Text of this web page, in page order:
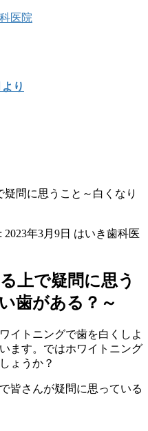
り
問に思うこと～白くなり
2023年3月9日 はいき歯科医
上で疑問に思う
歯がある？～
イトニングで歯を白くしよ
ます。ではホワイトニング
ょうか？
皆さんが疑問に思っている